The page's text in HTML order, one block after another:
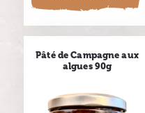
Pâté de Campagne aux
algues 90g